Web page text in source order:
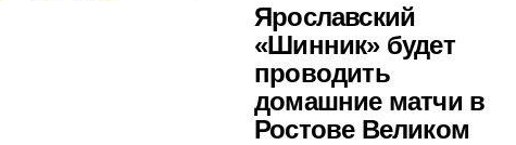
Ярославский
«Шинник» будет
проводить
домашние матчи в
Ростове Великом